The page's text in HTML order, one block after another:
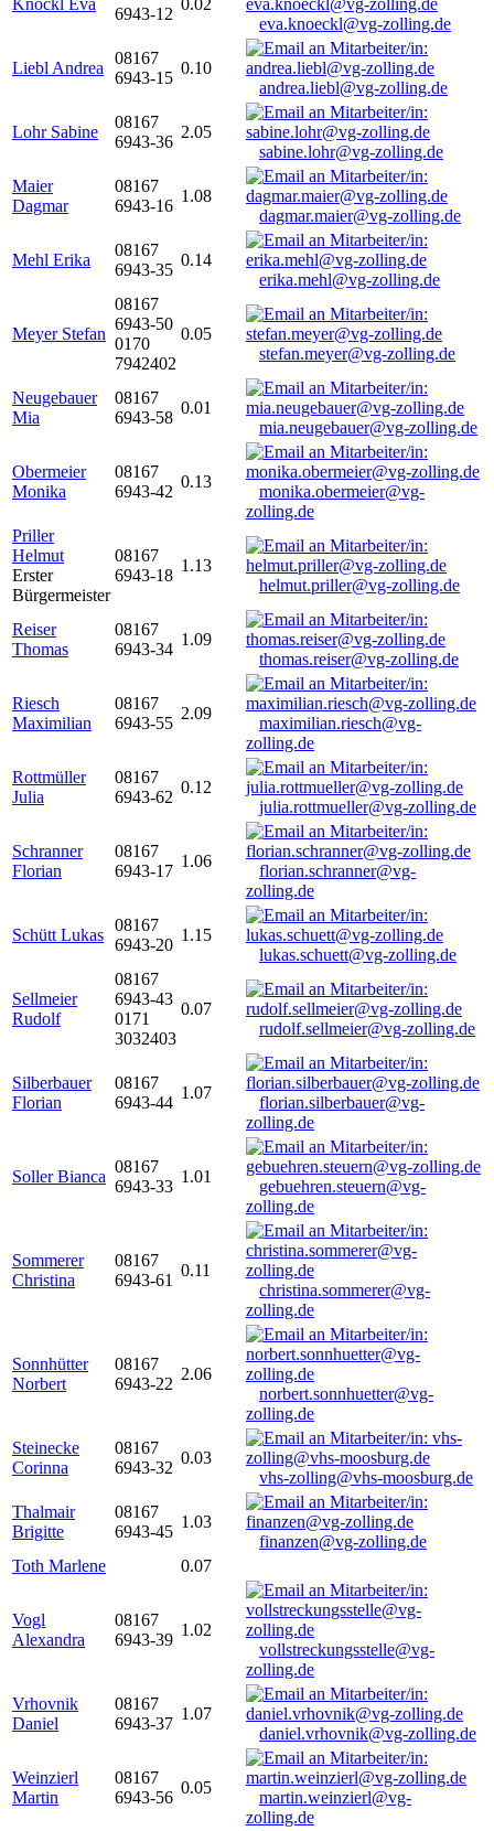
Knöckl Eva
6943-12
0.02
eva.knoeckl@vg-zolling.de
Liebl Andrea
08167
6943-15
0.10
andrea.liebl@vg-zolling.de
Lohr Sabine
08167
6943-36
2.05
sabine.lohr@vg-zolling.de
Maier
Dagmar
08167
6943-16
1.08
dagmar.maier@vg-zolling.de
Mehl Erika
08167
6943-35
0.14
erika.mehl@vg-zolling.de
Meyer Stefan
08167
6943-50
0170
7942402
0.05
stefan.meyer@vg-zolling.de
Neugebauer
Mia
08167
6943-58
0.01
mia.neugebauer@vg-zolling.de
Obermeier
Monika
08167
6943-42
0.13
monika.obermeier@vg-
zolling.de
Priller
Helmut
Erster
Bürgermeister
08167
6943-18
1.13
helmut.priller@vg-zolling.de
Reiser
Thomas
08167
6943-34
1.09
thomas.reiser@vg-zolling.de
Riesch
Maximilian
08167
6943-55
2.09
maximilian.riesch@vg-
zolling.de
Rottmüller
Julia
08167
6943-62
0.12
julia.rottmueller@vg-zolling.de
Schranner
Florian
08167
6943-17
1.06
florian.schranner@vg-
zolling.de
Schütt Lukas
08167
6943-20
1.15
lukas.schuett@vg-zolling.de
Sellmeier
Rudolf
08167
6943-43
0171
3032403
0.07
rudolf.sellmeier@vg-zolling.de
Silberbauer
Florian
08167
6943-44
1.07
florian.silberbauer@vg-
zolling.de
Soller Bianca
08167
6943-33
1.01
gebuehren.steuern@vg-
zolling.de
Sommerer
Christina
08167
6943-61
0.11
christina.sommerer@vg-
zolling.de
Sonnhütter
Norbert
08167
6943-22
2.06
norbert.sonnhuetter@vg-
zolling.de
Steinecke
Corinna
08167
6943-32
0.03
vhs-zolling@vhs-moosburg.de
Thalmair
Brigitte
08167
6943-45
1.03
finanzen@vg-zolling.de
Toth Marlene
0.07
Vogl
Alexandra
08167
6943-39
1.02
vollstreckungsstelle@vg-
zolling.de
Vrhovnik
Daniel
08167
6943-37
1.07
daniel.vrhovnik@vg-zolling.de
Weinzierl
Martin
08167
6943-56
0.05
martin.weinzierl@vg-
zolling.de